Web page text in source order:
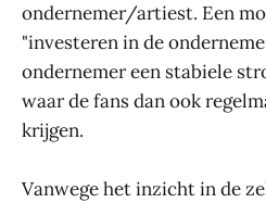
ondernemer/artiest. Een
"investeren in de
ondernemer een stabiele
waar de fans dan ook
krijgen.
Vanwege het inzicht in de